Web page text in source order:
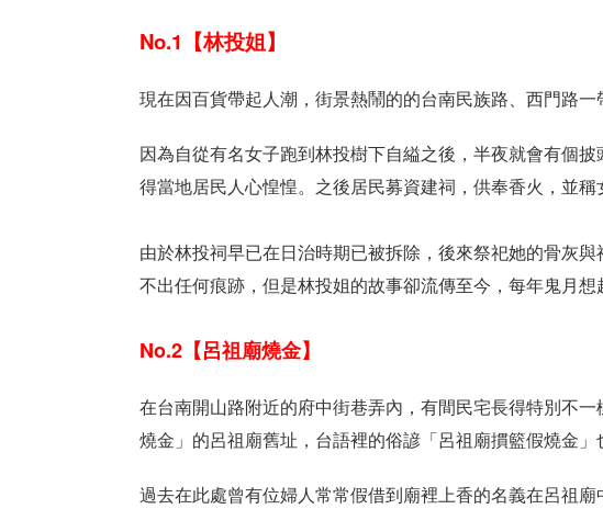
No.1【林投姐】
現在因百貨帶起人潮，街景熱鬧的的台南民族路、西門路
因為自從有名女子跑到林投樹下自縊之後，半夜就會有個
得當地居民人心惶惶。之後居民募資建祠，供奉香火，並稱
由於林投祠早已在日治時期已被拆除，後來祭祀她的骨灰
不出任何痕跡，但是林投姐的故事卻流傳至今，每年鬼月想
No.2【呂祖廟燒金】
在台南開山路附近的府中街巷弄內，有間民宅長得特別不一
燒金」的呂祖廟舊址，台語裡的俗諺「呂祖廟摜籃假燒金」
過去在此處曾有位婦人常常假借到廟裡上香的名義在呂祖